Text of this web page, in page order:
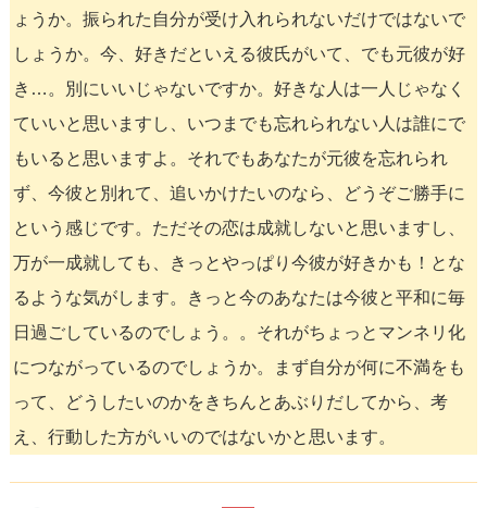
ょうか。振られた自分が受け入れられないだけではないで
しょうか。今、好きだといえる彼氏がいて、でも元彼が好
き…。別にいいじゃないですか。好きな人は一人じゃなく
ていいと思いますし、いつまでも忘れられない人は誰にで
もいると思いますよ。それでもあなたが元彼を忘れられ
ず、今彼と別れて、追いかけたいのなら、どうぞご勝手に
という感じです。ただその恋は成就しないと思いますし、
万が一成就しても、きっとやっぱり今彼が好きかも！とな
るような気がします。きっと今のあなたは今彼と平和に毎
日過ごしているのでしょう。。それがちょっとマンネリ化
につながっているのでしょうか。まず自分が何に不満をも
って、どうしたいのかをきちんとあぶりだしてから、考
え、行動した方がいいのではないかと思います。